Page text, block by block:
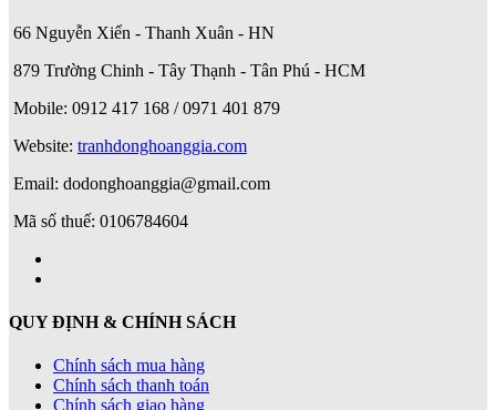
66 Nguyễn Xiển - Thanh Xuân - HN
879 Trường Chinh - Tây Thạnh - Tân Phú - HCM
Mobile: 0912 417 168 / 0971 401 879
Website: tranhdonghoanggia.com
Email: dodonghoanggia@gmail.com
Mã số thuế: 0106784604
QUY ĐỊNH & CHÍNH SÁCH
Chính sách mua hàng
Chính sách thanh toán
Chính sách giao hàng